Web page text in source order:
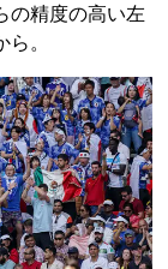
の精度の高い左
。